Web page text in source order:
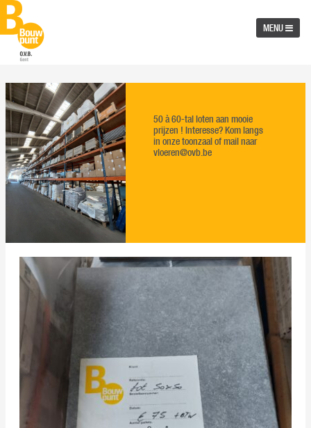
MENU
50 à 60-tal loten aan mooie
prijzen ! Interesse? Kom langs
in onze toonzaal of mail naar
vloeren@ovb.be